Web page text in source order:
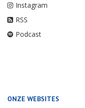
Instagram
RSS
Podcast
ONZE WEBSITES